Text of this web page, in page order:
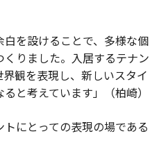
白を設けることで、多様な個
りました。入居するテナン
観を表現し、新しいスタイ
と考えています」（柏崎）
にとっての表現の場である